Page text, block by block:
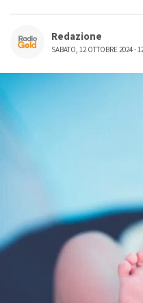
Redazione
SABATO, 12 OTTOBRE 2024 -